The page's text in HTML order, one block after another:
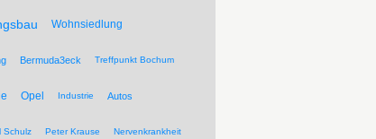
Wohnsiedlung
Bermuda3eck Treffpunkt Bochum
Opel Industrie Autos
Schulz Peter Krause Nervenkrankheit